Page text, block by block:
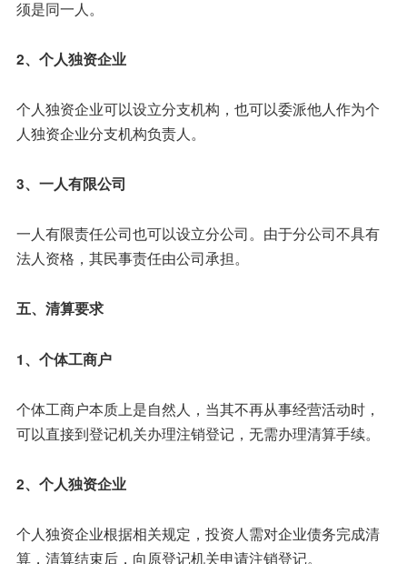
须是同一人。
2、个人独资企业
个人独资企业可以设立分支机构，也可以委派他人作为个
人独资企业分支机构负责人。
3、一人有限公司
一人有限责任公司也可以设立分公司。由于分公司不具有
法人资格，其民事责任由公司承担。
五、清算要求
1、个体工商户
个体工商户本质上是自然人，当其不再从事经营活动时，
可以直接到登记机关办理注销登记，无需办理清算手续。
2、个人独资企业
个人独资企业根据相关规定，投资人需对企业债务完成清
算，清算结束后，向原登记机关申请注销登记。